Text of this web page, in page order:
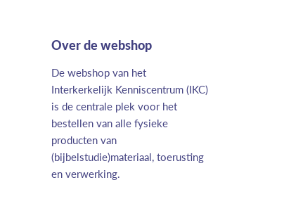
Over de webshop
De webshop van het
Interkerkelijk Kenniscentrum (IKC)
is de centrale plek voor het
bestellen van alle fysieke
producten van
(bijbelstudie)materiaal, toerusting
en verwerking.